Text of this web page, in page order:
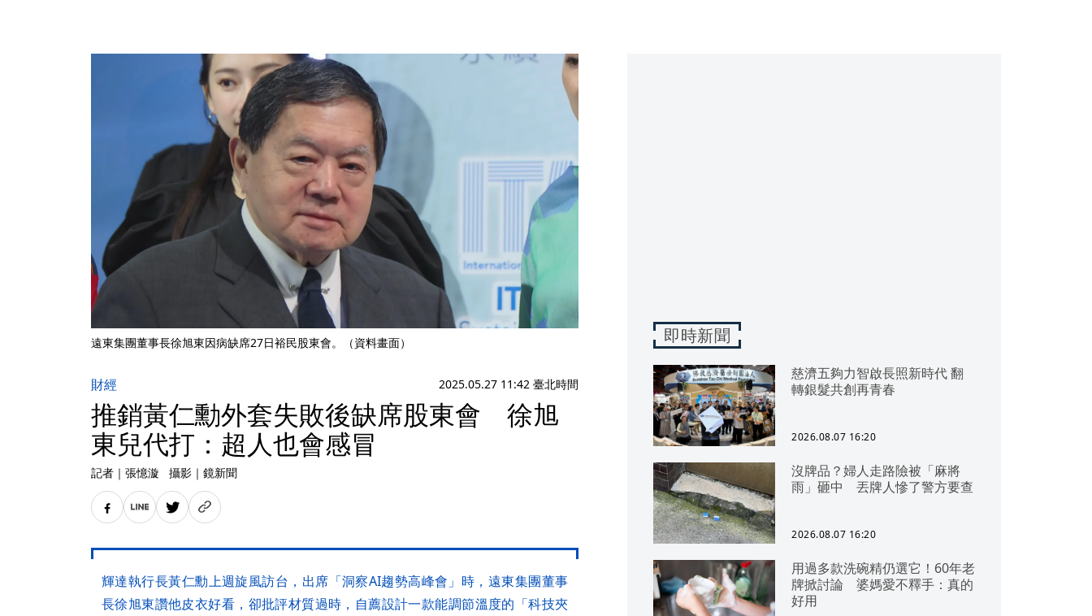
遠東集團董事長徐旭東因病缺席27日裕民股東會。（資料畫面）
財經 2025.05.27 11:42 臺北時間
推銷黃仁勳外套失敗後缺席股東會 徐旭
東兒代打：超人也會感冒
記者 ｜ 張憶漩 攝影 ｜ 鏡新聞
輝達執行長黃仁勳上週旋風訪台，出席「洞察AI趨勢高峰會」時，遠東集團董事
長徐旭東讚他皮衣好看，卻批評材質過時，自薦設計一款能調節溫度的「科技夾
即時新聞
慈濟五夠力智啟長照新時代 翻
轉銀髮共創再青春
2026.08.07 16:20
沒牌品？婦人走路險被「麻將
雨」砸中 丟牌人慘了警方要查
2026.08.07 16:20
用過多款洗碗精仍選它！60年老
牌掀討論 婆媽愛不釋手：真的
好用